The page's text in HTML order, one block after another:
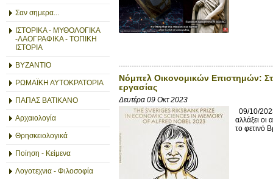
Σαν σημερα...
ΙΣΤΟΡΙΚΑ - ΜΥΘΟΛΟΓΙΚΑ
-ΛΑΟΓΡΑΦΙΚΑ - ΤΟΠΙΚΗ
ΙΣΤΟΡΙΑ
ΒΥΖΑΝΤΙΟ
ΡΩΜΑΪΚΗ ΑΥΤΟΚΡΑΤΟΡΙΑ
ΠΑΠΑΣ ΒΑΤΙΚΑΝΟ
Αρχαιολογία
Θρησκειολογικά
Ποίηση - Κείμενα
Λογοτεχνια - Φιλοσοφία
Νόμπελ Οικονομικών Επιστημών:
εργασίας
Δευτέρα 09 Οκτ 2023
09/10/
αλλάξει
το φετινό